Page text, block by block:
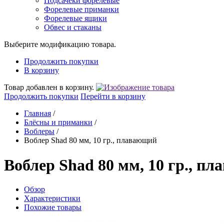
Форелевые приманки
Форелевые ящики
Обвес и стаканы
Выберите модификацию товара.
Продолжить покупки
В корзину
Товар добавлен в корзину.
Продолжить покупки Перейти в корзину
Главная /
Блёсны и приманки /
Воблеры /
Воблер Shad 80 мм, 10 гр., плавающий
Воблер Shad 80 мм, 10 гр.,
Обзор
Характеристики
Похожие товары